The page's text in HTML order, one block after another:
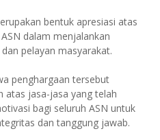
bentuk apresiasi atas
dalam menjalankan
pelayan masyarakat.
penghargaan tersebut
atas jasa-jasa yang telah
bagi seluruh ASN untuk
dan tanggung jawab.